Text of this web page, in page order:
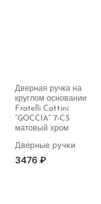
Дверная ручка на
круглом основании
Fratelli Cattini
“GOCCIA” 7-CS
матовый хром
Дверные ручки
3476 ₽